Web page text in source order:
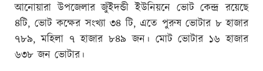
আনোয়ারা উপজেলার জুঁইদন্ডী ইউনিয়নে ভোট কেন্দ্র রয়েছে
৪টি, ভোট কক্ষের সংখ্যা ৩৪ টি, এতে পুরুষ ভোটার ৮ হাজার
৭৮৯, মহিলা ৭ হাজার ৮৪৯ জন। মোট ভোটার ১৬ হাজার
৬৩৮ জন ভোটার।